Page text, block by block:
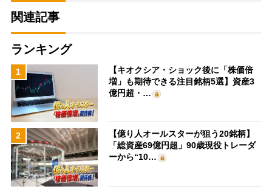
関連記事
ランキング
1
【キオクシア・ショック後に「株価倍
増」も期待できる注目銘柄5選】資産3
億円超・…
2
【億り人オールスターが狙う20銘柄】
「総資産69億円超」90歳現役トレーダ
ーから“10…